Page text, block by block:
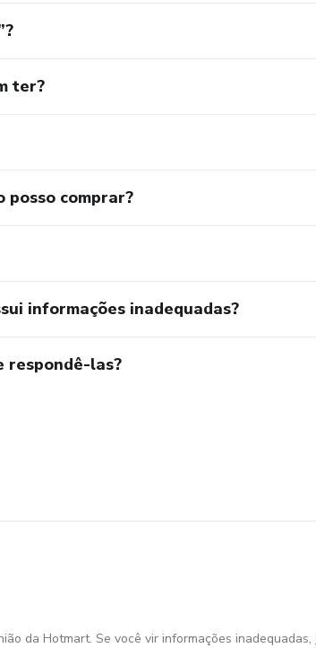
ter?
posso comprar?
informações inadequadas?
respondê-las?
da Hotmart. Se você vir informações inadequadas,